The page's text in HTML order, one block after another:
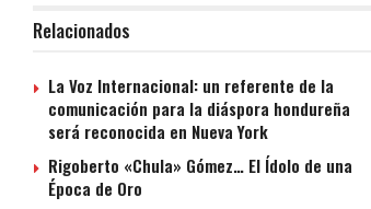
Relacionados
La Voz Internacional: un referente de la
comunicación para la diáspora hondureña
será reconocida en Nueva York
Rigoberto «Chula» Gómez… El Ídolo de una
Época de Oro